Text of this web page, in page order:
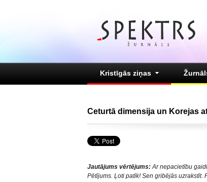
Kristīgās ziņas
Ceturtā dimensija un Korejas
Jautājums vērtējums:Ar nepacietību
Pētījums. Ļoti patīk! Sen gribējās uzrakstīt.